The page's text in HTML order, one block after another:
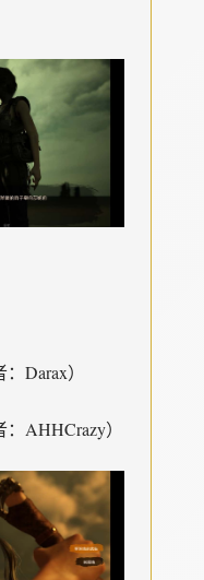
Darax）
AHHCrazy）